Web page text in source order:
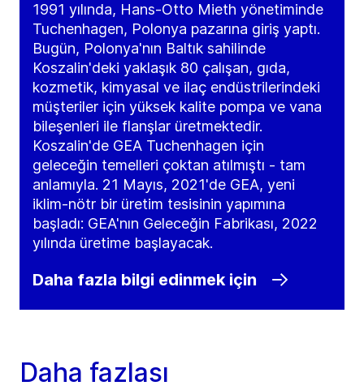
1991 yılında, Hans-Otto Mieth yönetiminde
Tuchenhagen, Polonya pazarına giriş yaptı.
Bugün, Polonya'nın Baltık sahilinde
Koszalin'deki yaklaşık 80 çalışan, gıda,
kozmetik, kimyasal ve ilaç endüstrilerindeki
müşteriler için yüksek kalite pompa ve vana
bileşenleri ile flanşlar üretmektedir.
Koszalin'de GEA Tuchenhagen için
geleceğin temelleri çoktan atılmıştı - tam
anlamıyla. 21 Mayıs, 2021'de GEA, yeni
iklim-nötr bir üretim tesisinin yapımına
başladı: GEA'nın Geleceğin Fabrikası, 2022
yılında üretime başlayacak.
Daha fazla bilgi edinmek için
Daha fazlası